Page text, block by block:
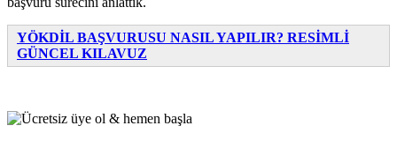
YÖKDİL BAŞVURUSU NASIL YAPILIR? RESİMLİ
GÜNCEL KILAVUZ